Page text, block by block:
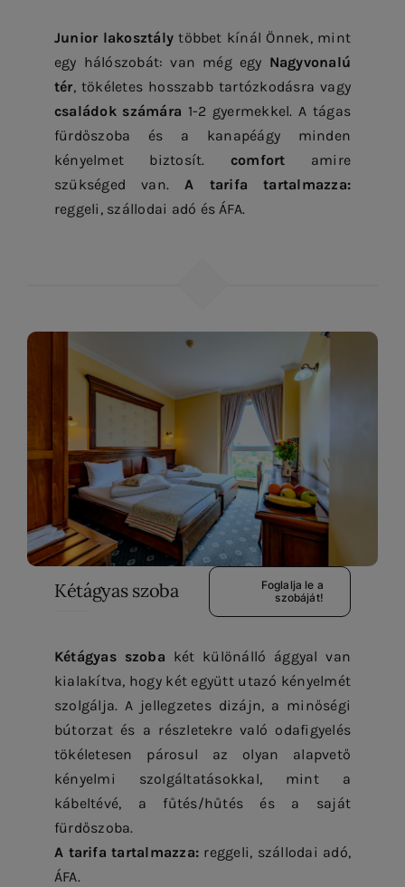
Junior lakosztály többet kínál Önnek, mint
egy hálószobát: van még egy Nagyvonalú
tér, tökéletes hosszabb tartózkodásra vagy
családok számára 1-2 gyermekkel. A tágas
fürdőszoba és a kanapéágy minden
kényelmet biztosít. comfort amire
szükséged van.A tarifa tartalmazza:
reggeli, szállodai adó és ÁFA.
Kétágyas szoba két különálló ággyal van
kialakítva, hogy két együtt utazó kényelmét
szolgálja. A jellegzetes dizájn, a minőségi
bútorzat és a részletekre való odafigyelés
tökéletesen párosul az olyan alapvető
kényelmi szolgáltatásokkal, mint a
kábeltévé, a fűtés/hűtés és a saját
fürdőszoba.
A tarifa tartalmazza: reggeli, szállodai adó,
ÁFA.
Kétágyas szoba
Foglalja le a
szobáját!